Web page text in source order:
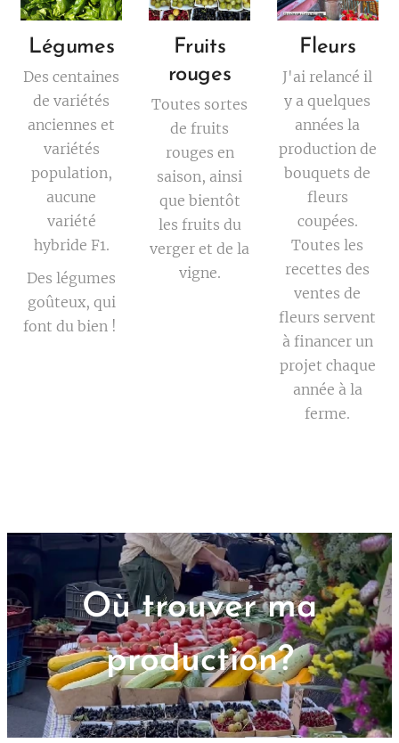
Légumes
Des centaines
de variétés
anciennes et
variétés
population,
aucune
variété
hybride F1.
Des légumes
goûteux, qui
font du bien !
Fruits
rouges
Toutes sortes
de fruits
rouges en
saison, ainsi
que bientôt
les fruits du
verger et de la
vigne.
Fleurs
J'ai relancé il
y a quelques
années la
production de
bouquets de
fleurs
coupées.
Toutes les
recettes des
ventes de
fleurs servent
à financer un
projet chaque
année à la
ferme.
Où trouver ma
production?